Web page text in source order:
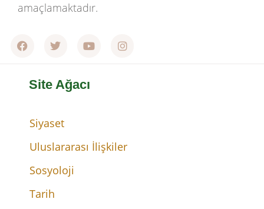
amaçlamaktadır.
Site Ağacı
Siyaset
Uluslararası İlişkiler
Sosyoloji
Tarih